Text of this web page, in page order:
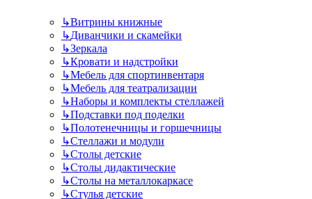
↳Витрины книжные
↳Диванчики и скамейки
↳Зеркала
↳Кровати и надстройки
↳Мебель для спортинвентаря
↳Мебель для театрализации
↳Наборы и комплекты стеллажей
↳Подставки под поделки
↳Полотенечницы и горшечницы
↳Стеллажи и модули
↳Столы детские
↳Столы дидактические
↳Столы на металлокаркасе
↳Стулья детские